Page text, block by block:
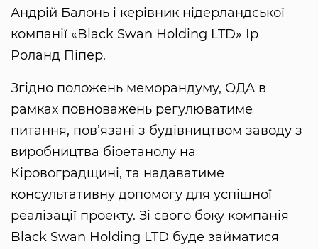
Андрій Балонь і керівник нідерландської
компанії «Black Swan Holding LTD» Ір
Роланд Піпер.
Згідно положень меморандуму, ОДА в
рамках повноважень регулюватиме
питання, пов’язані з будівництвом заводу з
виробництва біоетанолу на
Кіровоградщині, та надаватиме
консультативну допомогу для успішної
реалізації проекту. Зі свого боку компанія
Black Swan Holding LTD буде займатися